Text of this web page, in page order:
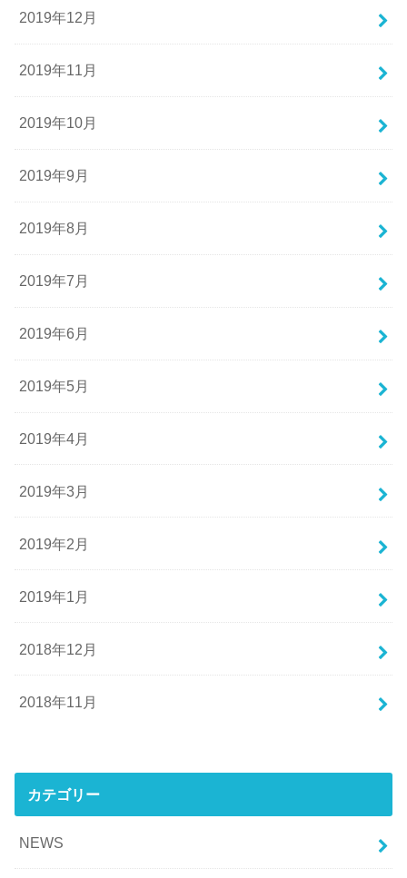
2019年12月
2019年11月
2019年10月
2019年9月
2019年8月
2019年7月
2019年6月
2019年5月
2019年4月
2019年3月
2019年2月
2019年1月
2018年12月
2018年11月
カテゴリー
NEWS